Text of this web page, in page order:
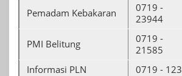
Pemadam Kebakaran
0719 -
23944
PMI Belitung
0719 -
21585
Informasi PLN
0719 - 123